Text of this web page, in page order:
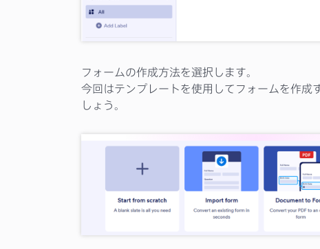
フォームの作成方法を選択します。
今回はテンプレートを使用してフォームを作
しょう。